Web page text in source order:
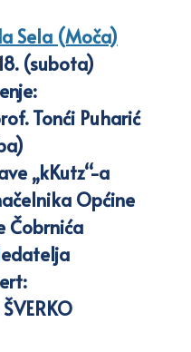
Sela (Moča)
(subota)
Tonći Puharić
„kKutz“-a
Općine
Čobrnića